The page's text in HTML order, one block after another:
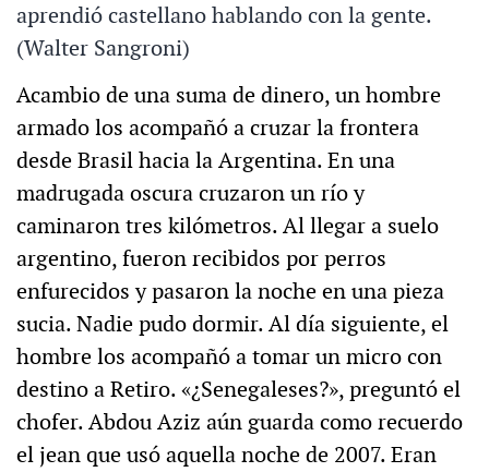
aprendió castellano hablando con la gente.
(Walter Sangroni)
Acambio de una suma de dinero, un hombre
armado los acompañó a cruzar la frontera
desde Brasil hacia la Argentina. En una
madrugada oscura cruzaron un río y
caminaron tres kilómetros. Al llegar a suelo
argentino, fueron recibidos por perros
enfurecidos y pasaron la noche en una pieza
sucia. Nadie pudo dormir. Al día siguiente, el
hombre los acompañó a tomar un micro con
destino a Retiro. «¿Senegaleses?», preguntó el
chofer. Abdou Aziz aún guarda como recuerdo
el jean que usó aquella noche de 2007. Eran